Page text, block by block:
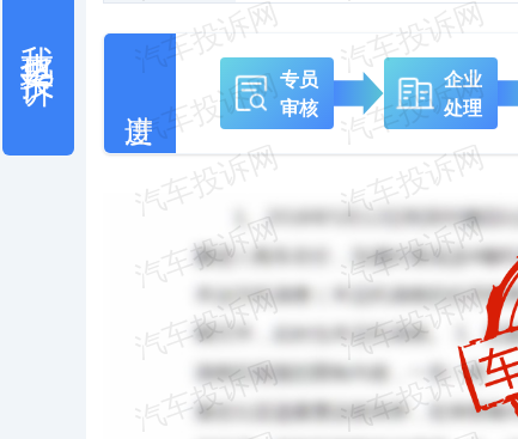
专员
审核
企业
处理